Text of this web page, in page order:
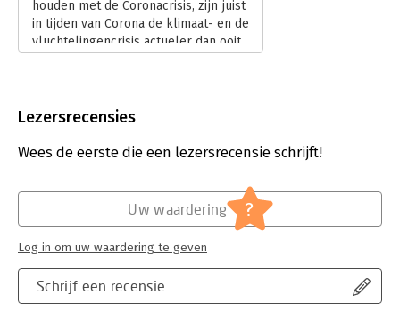
houden met de Coronacrisis, zijn juist
in tijden van Corona de klimaat- en de
vluchtelingencrisis actueler dan ooit.
verdiepen in de vluchtelingencrisis.
Lezersrecensies
Wees de eerste die een lezersrecensie schrijft!
Schrijf een recensie
Uw waardering ?
Log in om uw waardering te geven